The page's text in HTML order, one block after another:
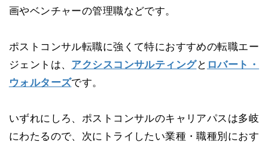
画やベンチャーの管理職などです。
ポストコンサル転職に強くて特におすすめの転職エー
ジェントは、 アクシスコンサルティングと ロバート・
ウォルターズです。
いずれにしろ、ポストコンサルのキャリアパスは多岐
にわたるので、次にトライしたい業種・職種別におす